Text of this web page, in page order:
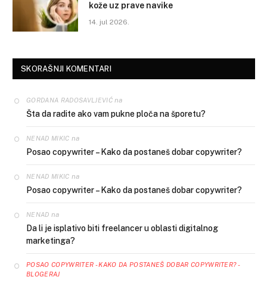
kože uz prave navike
14. jul 2026.
SKORAŠNJI KOMENTARI
GORDANA RADOSAVLJEVIĆna
Šta da radite ako vam pukne ploča na šporetu?
NENAD MIKIC na
Posao copywriter – Kako da postaneš dobar copywriter?
NENAD MIKIC na
Posao copywriter – Kako da postaneš dobar copywriter?
NENAD na
Da li je isplativo biti freelancer u oblasti digitalnog
marketinga?
POSAO COPYWRITER - KAKO DA POSTANEŠ DOBAR COPYWRITER? -
BLOGERAJ